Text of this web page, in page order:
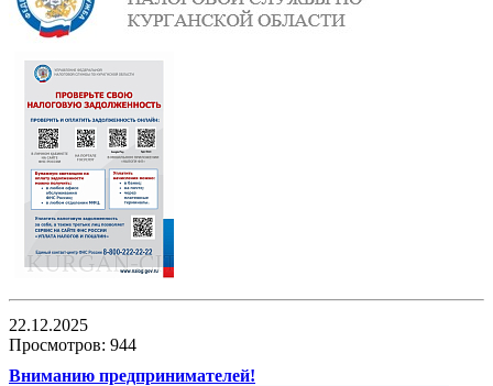
22.12.2025
Просмотров: 944
Вниманию предпринимателей!